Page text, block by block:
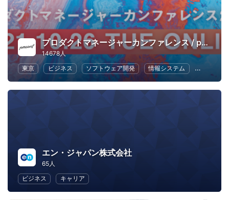
プロダクトマネージャーカンファレンス / pmconf
14678人
東京
ビジネス ソフトウェア開発 情報システム UX
エン・ジャパン株式会社
65人
ビジネス
キャリア